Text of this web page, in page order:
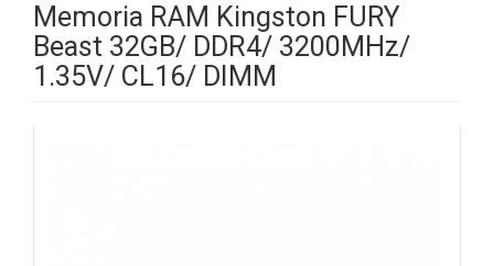
Memoria RAM Kingston FURY
Beast 32GB/ DDR4/ 3200MHz/
1.35V/ CL16/ DIMM